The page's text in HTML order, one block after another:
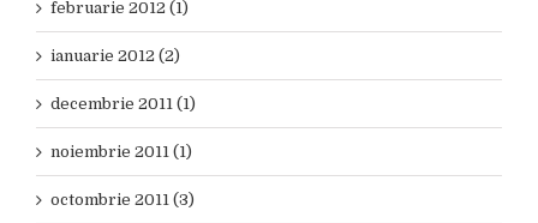
februarie 2012 (1)
ianuarie 2012 (2)
decembrie 2011 (1)
noiembrie 2011 (1)
octombrie 2011 (3)